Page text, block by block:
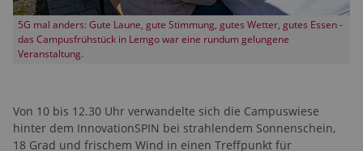
5G mal anders: Gute Laune, gute Stimmung, gutes Wetter, gutes Essen -
das Campusfrühstück in Lemgo war eine rundum gelungene
Veranstaltung.
Von 10 bis 12.30 Uhr verwandelte sich die Campuswiese
hinter dem InnovationSPIN bei strahlendem Sonnenschein,
18 Grad und frischem Wind in einen Treffpunkt für